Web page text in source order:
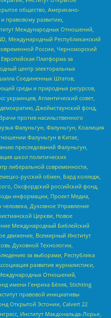
общество, Американо-
правовому развитию,
Международных Отношений,
Международный Республиканский
России, Черноморский
Платформа за
центр электоральных
Соединенных Штатов,
среды и природных ресурсов,
украинцев, Атлантический совет,
Джеймстаунский фонд,
против насильственного
Фалуньгун, Фалуньгун, Коалиция
Фалуньгун в Китае,
преследований Фалуньгун,
школ политических
либеральной современности,
русский обмен, Бард колледж,
Оксфордский российский фонд,
информации, Проект Медиа,
Духовное Управление
Церкви, Новое
Международный Библейский
движение, Всемирный Институт
Духовной Технологии,
за выборами, Республика
развития журналистики,
Отношений,
имени Генриха Бёлля, Stichting
правовой инициативы
Открытой Эстонии, Calvert 22
Институт Макдональда-Лорье,